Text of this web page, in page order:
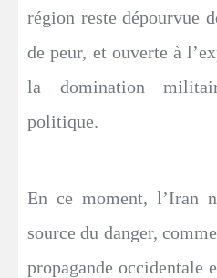
région reste dépourvue
de peur, et ouverte à
la domination
politique.
En ce moment, l’Iran
source du danger,
propagande occidentale